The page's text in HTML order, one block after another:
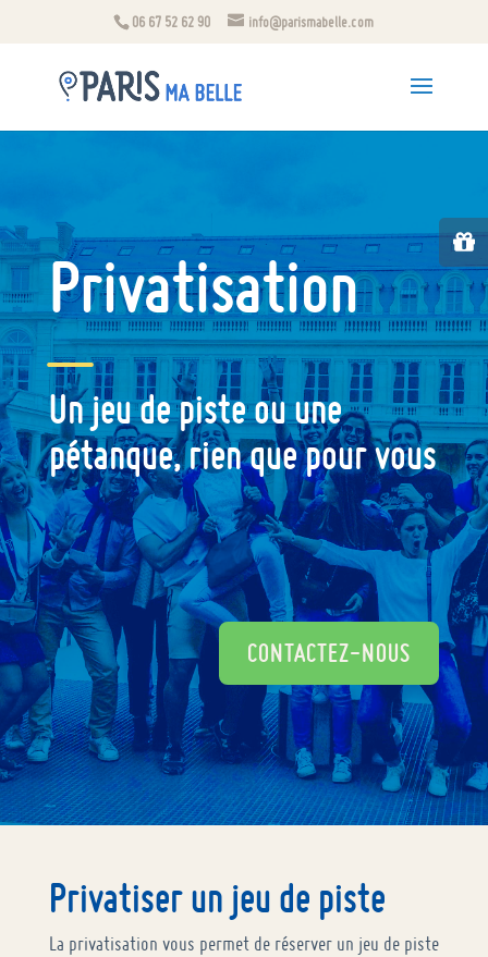
06 67 52 62 90 info@parismabelle.com
Privatisation
—
Un jeu de piste ou une
pétanque, rien que pour vous
CONTACTEZ-NOUS
Privatiser un jeu de piste
La privatisation vous permet de réserver un jeu de piste